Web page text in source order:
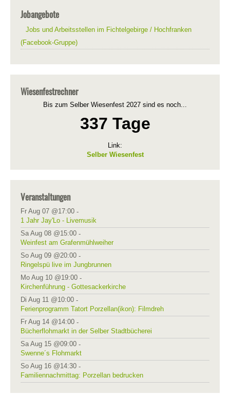
Jobangebote
Jobs und Arbeitsstellen im Fichtelgebirge / Hochfranken
(Facebook-Gruppe)
Wiesenfestrechner
Bis zum Selber Wiesenfest 2027 sind es noch...
337 Tage
Link:
Selber Wiesenfest
Veranstaltungen
Fr Aug 07 @17:00 -
1 Jahr Jay'Lo - Livemusik
Sa Aug 08 @15:00 -
Weinfest am Grafenmühlweiher
So Aug 09 @20:00 -
Ringelspü live im Jungbrunnen
Mo Aug 10 @19:00 -
Kirchenführung - Gottesackerkirche
Di Aug 11 @10:00 -
Ferienprogramm Tatort Porzellan(ikon): Filmdreh
Fr Aug 14 @14:00 -
Bücherflohmarkt in der Selber Stadtbücherei
Sa Aug 15 @09:00 -
Swenne´s Flohmarkt
So Aug 16 @14:30 -
Familiennachmittag: Porzellan bedrucken